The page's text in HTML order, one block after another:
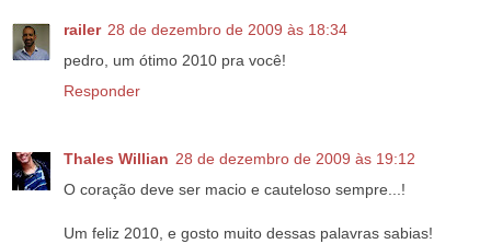
railer 28 de dezembro de 2009 às 18:34
pedro, um ótimo 2010 pra você!
Responder
Thales Willian 28 de dezembro de 2009 às 19:12
O coração deve ser macio e cauteloso sempre...!
Um feliz 2010, e gosto muito dessas palavras sabias!